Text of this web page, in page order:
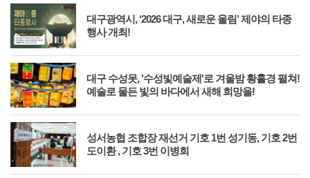
대구광역시, ‘2026 대구, 새로운 울림’ 제야의 타종
행사 개최!
대구 수성못, '수성빛예술제'로 겨울밤 황홀경 펼쳐!
예술로 물든 빛의 바다에서 새해 희망을!
성서농협 조합장 재선거 기호 1번 성기동, 기호 2번
도이환 , 기호 3번 이병희